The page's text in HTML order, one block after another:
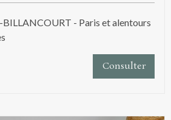
- Paris et alentours
Consulter